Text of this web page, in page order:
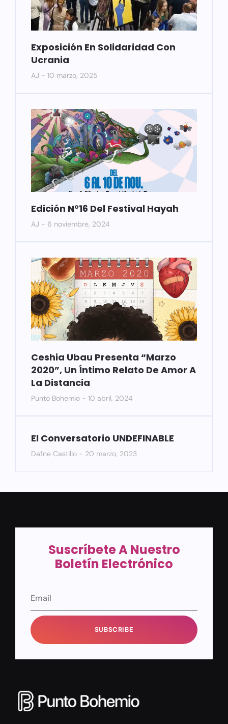
Exposición En Solidaridad Con
Ucrania
AJ 10 marzo, 2025
Edición N°16 Del Festival Hayah
AJ 6 noviembre, 2024
Ceshia Ubau Presenta “Marzo
2020”, Un Íntimo Relato De Amor A
La Distancia
Punto Bohemio 10 abril, 2024
El Conversatorio UNDEFINABLE
Dafne Castillo 20 marzo, 2023
Suscríbete A Nuestro
Boletín Electrónico
SUBSCRIBE